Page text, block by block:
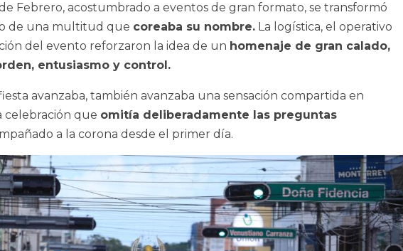
Febrero, acostumbrado a eventos de gran formato, se transformó
de una multitud que coreaba su nombre. La logística, el operativo
del evento reforzaron la idea de un homenaje de gran calado,
entusiasmo y control.
avanzaba, también avanzaba una sensación compartida en
celebración que omitía deliberadamente las preguntas
a la corona desde el primer día.